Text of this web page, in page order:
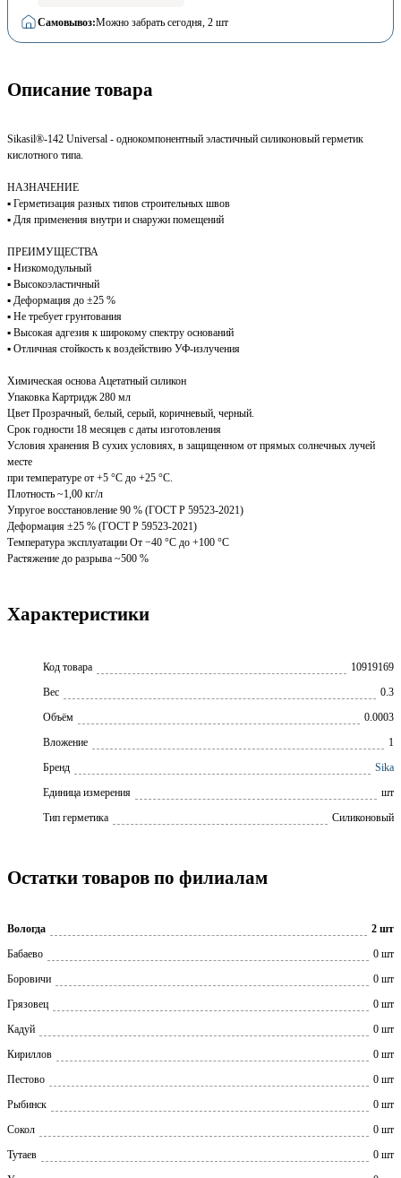
Самовывоз:Можно забрать сегодня, 2 шт
Описание товара
Sikasil®-142 Universal - однокомпонентный эластичный силиконовый герметик
кислотного типа.
НАЗНАЧЕНИЕ
▪ Герметизация разных типов строительных швов
▪ Для применения внутри и снаружи помещений
ПРЕИМУЩЕСТВА
▪ Низкомодульный
▪ Высокоэластичный
▪ Деформация до ±25 %
▪ Не требует грунтования
▪ Высокая адгезия к широкому спектру оснований
▪ Отличная стойкость к воздействию УФ-излучения
Химическая основа Ацетатный силикон
Упаковка Картридж 280 мл
Цвет Прозрачный, белый, серый, коричневый, черный.
Срок годности 18 месяцев с даты изготовления
Условия хранения В сухих условиях, в защищенном от прямых солнечных лучей
месте
при температуре от +5 °C до +25 °C.
Плотность ~1,00 кг/л
Упругое восстановление 90 % (ГОСТ Р 59523-2021)
Деформация ±25 % (ГОСТ Р 59523-2021)
Температура эксплуатации От −40 °C до +100 °C
Растяжение до разрыва ~500 %
Характеристики
Код товара
10919169
Вес
0.3
Объём
0.0003
Вложение
1
Бренд
Sika
Единица измерения
шт
Тип герметика
Силиконовый
Остатки товаров по филиалам
Вологда
2 шт
Бабаево
0 шт
Боровичи
0 шт
Грязовец
0 шт
Кадуй
0 шт
Кириллов
0 шт
Пестово
0 шт
Рыбинск
0 шт
Сокол
0 шт
Тутаев
0 шт